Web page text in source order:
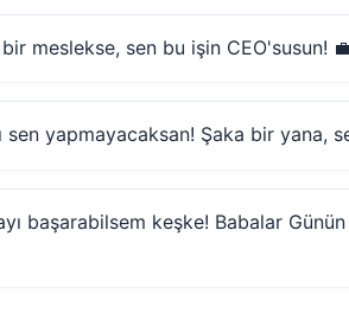
meslekse, sen bu işin CEO'susun!
sen yapmayacaksan! Şaka bir yana,
başarabilsem keşke! Babalar